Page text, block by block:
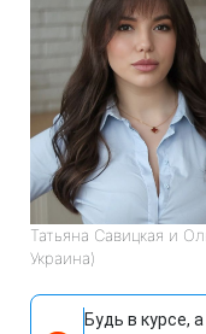
Татьяна Савицкая и
Украина)
Будь в курсе,